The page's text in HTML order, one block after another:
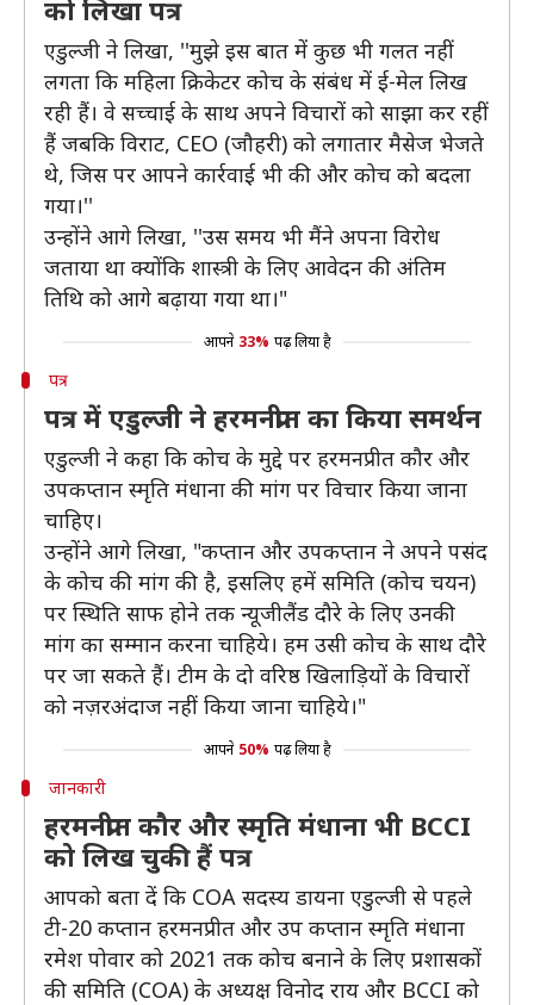
को लिखा पत्र
एडुल्जी ने लिखा, ''मुझे इस बात में कुछ भी गलत नहीं
लगता कि महिला क्रिकेटर कोच के संबंध में ई-मेल लिख
रही हैं। वे सच्चाई के साथ अपने विचारों को साझा कर रहीं
हैं जबकि विराट, CEO (जौहरी) को लगातार मैसेज भेजते
थे, जिस पर आपने कार्रवाई भी की और कोच को बदला
गया।''
उन्होंने आगे लिखा, ''उस समय भी मैंने अपना विरोध
जताया था क्योंकि शास्त्री के लिए आवेदन की अंतिम
तिथि को आगे बढ़ाया गया था।"
आपने 33% पढ़ लिया है
पत्र
पत्र में एडुल्जी ने हरमनप्रीत का किया समर्थन
एडुल्जी ने कहा कि कोच के मुद्दे पर हरमनप्रीत कौर और
उपकप्तान स्मृति मंधाना की मांग पर विचार किया जाना
चाहिए।
उन्होंने आगे लिखा, "कप्तान और उपकप्तान ने अपने पसंद
के कोच की मांग की है, इसलिए हमें समिति (कोच चयन)
पर स्थिति साफ होने तक न्यूजीलैंड दौरे के लिए उनकी
मांग का सम्मान करना चाहिये। हम उसी कोच के साथ दौरे
पर जा सकते हैं। टीम के दो वरिष्ठ खिलाड़ियों के विचारों
को नज़रअंदाज नहीं किया जाना चाहिये।"
आपने 50% पढ़ लिया है
जानकारी
हरमनप्रीत कौर और स्मृति मंधाना भी BCCI
को लिख चुकी हैं पत्र
आपको बता दें कि COA सदस्य डायना एडुल्जी से पहले
टी-20 कप्तान हरमनप्रीत और उप कप्तान स्मृति मंधाना
रमेश पोवार को 2021 तक कोच बनाने के लिए प्रशासकों
की समिति (COA) के अध्यक्ष विनोद राय और BCCI को